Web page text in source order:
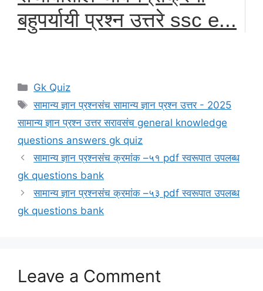
बहुपर्यायी प्रश्न उत्तरे ssc e...
Categories
Gk Quiz
Tags
सामान्य ज्ञान प्रश्नसंच सामान्य ज्ञान प्रश्न उत्तर - 2025
सामान्य ज्ञान प्रश्न उत्तर सरावसंच general knowledge
questions answers gk quiz
सामान्य ज्ञान प्रश्नसंच क्रमांक –५१ pdf स्वरूपात उपलब्ध
gk questions bank
सामान्य ज्ञान प्रश्नसंच क्रमांक –५३ pdf स्वरूपात उपलब्ध
gk questions bank
Leave a Comment